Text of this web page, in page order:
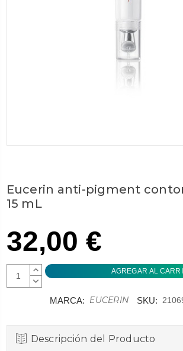
Eucerin anti-pigment
15 mL
32,00 €
AUMENTAR
CANTIDAD:
DISMINUIR
MARCA: EUCERIN SKU:
Descripción del Producto